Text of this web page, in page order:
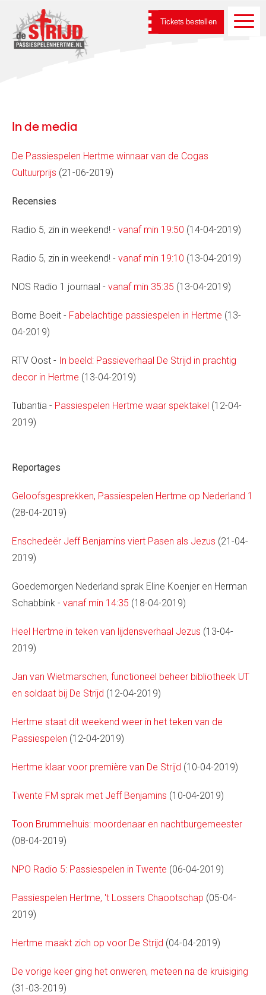
Tickets bestellen
In de media
De Passiespelen Hertme winnaar van de Cogas
Cultuurprijs (21-06-2019)
Recensies
Radio 5, zin in weekend! - vanaf min 19:50 (14-04-2019)
Radio 5, zin in weekend! - vanaf min 19:10 (13-04-2019)
NOS Radio 1 journaal - vanaf min 35:35 (13-04-2019)
Borne Boeit - Fabelachtige passiespelen in Hertme (13-
04-2019)
RTV Oost - In beeld: Passieverhaal De Strijd in prachtig
decor in Hertme (13-04-2019)
Tubantia - Passiespelen Hertme waar spektakel (12-04-
2019)
Reportages
Geloofsgesprekken, Passiespelen Hertme op Nederland 1
(28-04-2019)
Enschedeër Jeff Benjamins viert Pasen als Jezus (21-04-
2019)
Goedemorgen Nederland sprak Eline Koenjer en Herman
Schabbink - vanaf min 14:35 (18-04-2019)
Heel Hertme in teken van lijdensverhaal Jezus (13-04-
2019)
Jan van Wietmarschen, functioneel beheer bibliotheek UT
en soldaat bij De Strijd (12-04-2019)
Hertme staat dit weekend weer in het teken van de
Passiespelen (12-04-2019)
Hertme klaar voor première van De Strijd (10-04-2019)
Twente FM sprak met Jeff Benjamins (10-04-2019)
Toon Brummelhuis: moordenaar en nachtburgemeester
(08-04-2019)
NPO Radio 5: Passiespelen in Twente (06-04-2019)
Passiespelen Hertme, 't Lossers Chaootschap (05-04-
2019)
Hertme maakt zich op voor De Strijd (04-04-2019)
De vorige keer ging het onweren, meteen na de kruisiging
(31-03-2019)